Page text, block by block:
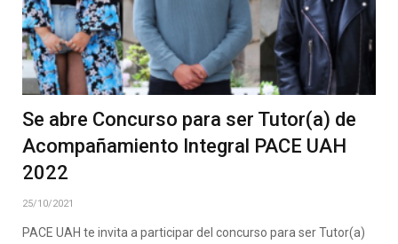
Se abre Concurso para ser Tutor(a) de
Acompañamiento Integral PACE UAH
2022
25/10/2021
PACE UAH te invita a participar del concurso para ser Tutor(a)